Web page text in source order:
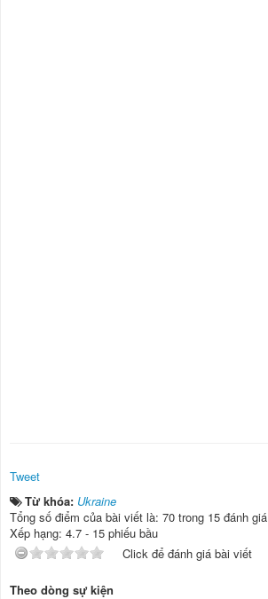
Tweet
Từ khóa: Ukraine
Tổng số điểm của bài viết là: 70 trong 15 đánh giá
Xếp hạng: 4.7 - 15 phiếu bầu
Click để đánh giá bài viết
Theo dòng sự kiện